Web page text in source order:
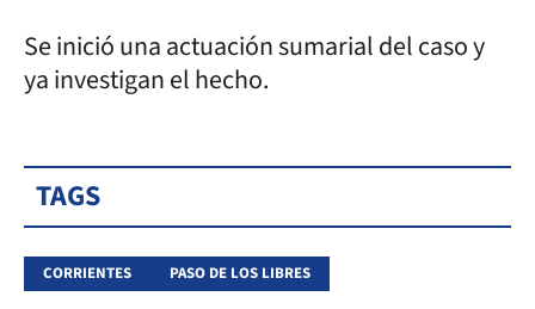
Se inició una actuación sumarial del caso y
ya investigan el hecho.
TAGS
CORRIENTES PASO DE LOS LIBRES